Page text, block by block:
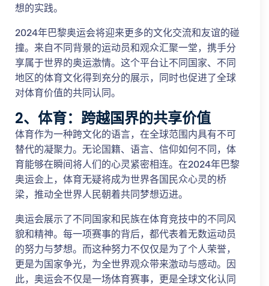
想的实践。
2024年巴黎奥运会将迎来更多的文化交流和友谊的碰
撞。来自不同背景的运动员和观众汇聚一堂，携手分
享属于世界的奥运激情。这个平台让不同国家、不同
地区的体育文化得到充分的展示，同时也促进了全球
对体育价值的共同认同。
2、体育：跨越国界的共享价值
体育作为一种跨文化的语言，在全球范围内具有不可
替代的凝聚力。无论国籍、语言、信仰如何不同，体
育能够在瞬间将人们的心灵紧密相连。在2024年巴黎
奥运会上，体育无疑将成为世界各国民众心灵的桥
梁，推动全世界人民朝着共同梦想迈进。
奥运会展示了不同国家和民族在体育竞技中的不同风
貌和精神。每一项赛事的背后，都代表着无数运动员
的努力与梦想。而这种努力不仅仅是为了个人荣誉，
更是为国家争光，为全世界观众带来激动与感动。因
此，奥运会不仅是一场体育赛事，更是全球文化认同